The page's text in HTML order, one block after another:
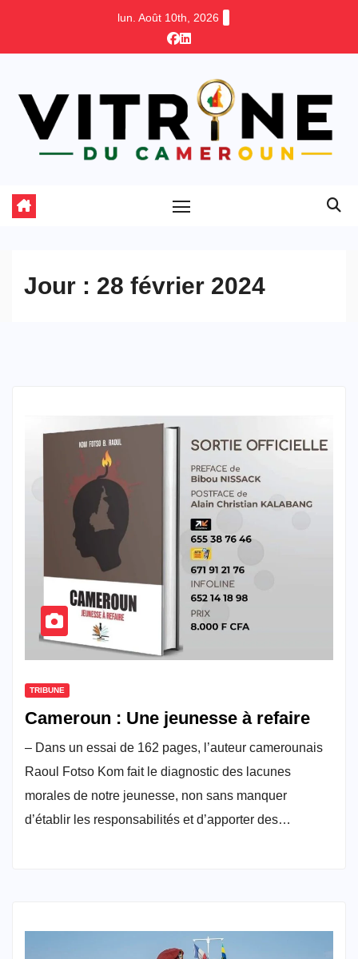
lun. Août 10th, 2026
Jour : 28 février 2024
TRIBUNE
Cameroun : Une jeunesse à refaire
– Dans un essai de 162 pages, l’auteur camerounais
Raoul Fotso Kom fait le diagnostic des lacunes
morales de notre jeunesse, non sans manquer
d’établir les responsabilités et d’apporter des…